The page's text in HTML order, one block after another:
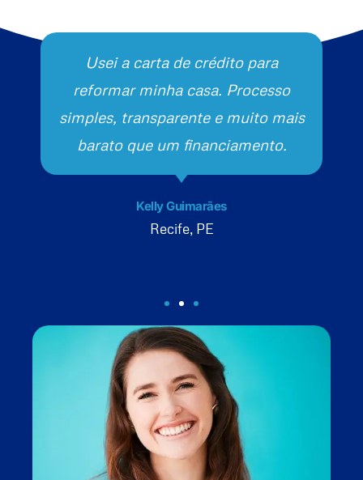
Usei a carta de crédito para
reformar minha casa. Processo
simples, transparente e muito mais
barato que um financiamento.
Kelly Guimarães
Recife, PE